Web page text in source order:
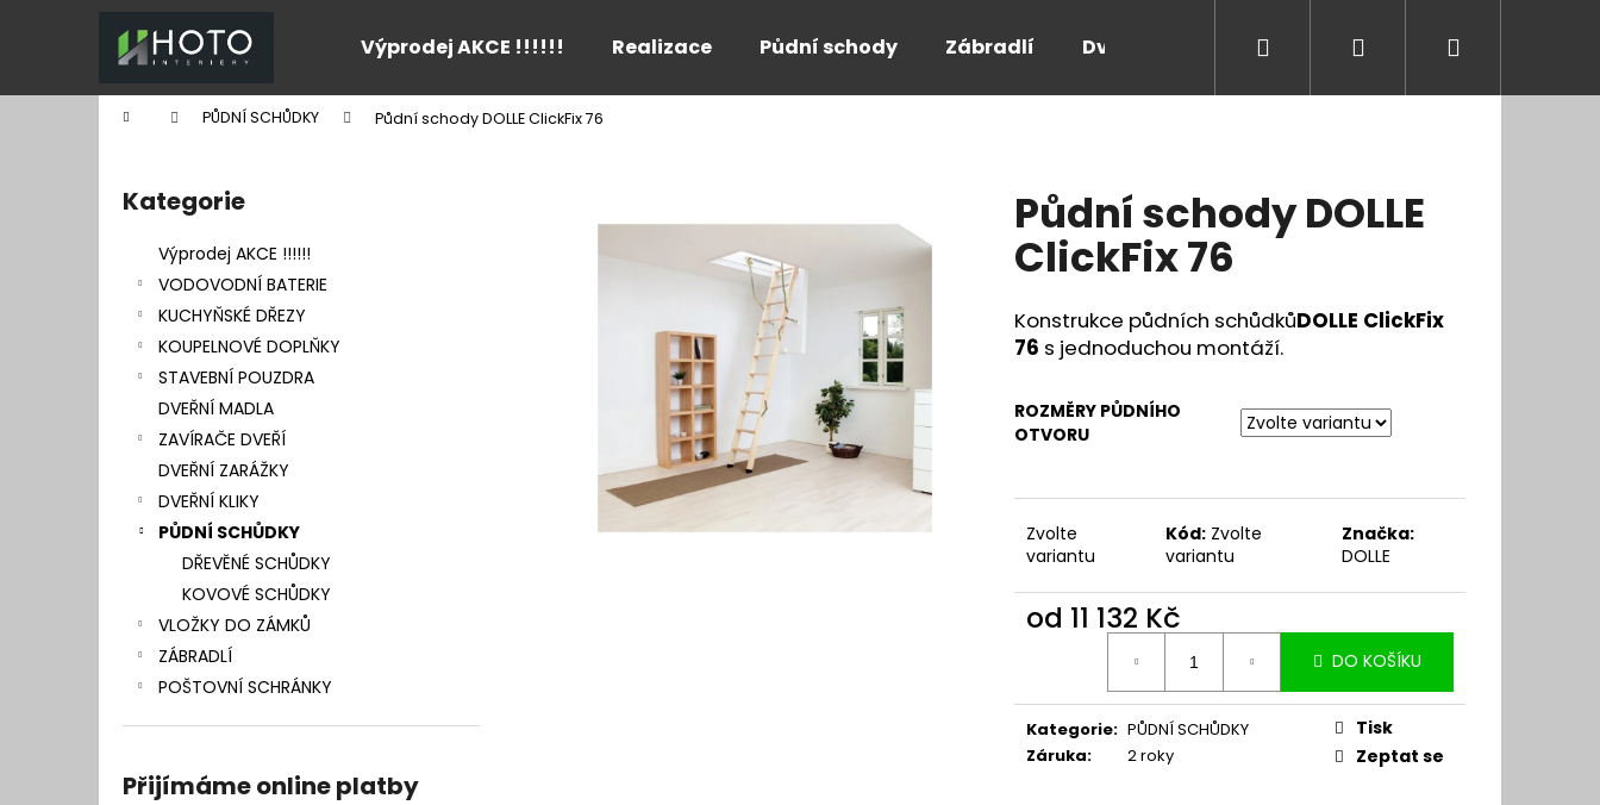
Výprodej AKCE !!!!!! Realizace Půdní schody Zábradlí Dveře a zárubně Kontakt Blog
Přihlášení
Domů PŮDNÍ SCHŮDKY Půdní schody DOLLE ClickFix 76
Přeskočit
kategorie
Kategorie
Výprodej AKCE !!!!!!
VODOVODNÍ BATERIE
KUCHYŇSKÉ DŘEZY
KOUPELNOVÉ DOPLŇKY
STAVEBNÍ POUZDRA
DVEŘNÍ MADLA
ZAVÍRAČE DVEŘÍ
DVEŘNÍ ZARÁŽKY
DVEŘNÍ KLIKY
PŮDNÍ SCHŮDKY
DŘEVĚNÉ SCHŮDKY
KOVOVÉ SCHŮDKY
VLOŽKY DO ZÁMKŮ
ZÁBRADLÍ
POŠTOVNÍ SCHRÁNKY
Přijímáme online platby
Půdní schody DOLLE
ClickFix 76
Konstrukce půdních schůdkůDOLLE ClickFix
76 s jednoduchou montáží.
ROZMĚRY PŮDNÍHO
OTVORU
Zvolte
variantu
Kód: Zvolte
variantu
Značka:
DOLLE
od 11 132 Kč
DO KOŠÍKU
Kategorie: PŮDNÍ SCHŮDKY
Záruka: 2 roky
Tisk
Zeptat se
í
Zpět
do
Zpět
do
Co potřebujete najít?
HLEDAT
Doporučujeme